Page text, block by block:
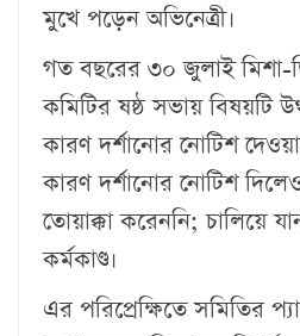
মুখে পড়েন অভিনেত্রী।
গত বছরের ৩০ জুলাই মিশা-
কমিটির ষষ্ঠ সভায় বিষয়টি
কারণ দর্শানোর নোটিশ
কারণ দর্শানোর নোটিশ
তোয়াক্কা করেননি; চালিয়ে
কর্মকাণ্ড।
এর পরিপ্রেক্ষিতে সমিতির